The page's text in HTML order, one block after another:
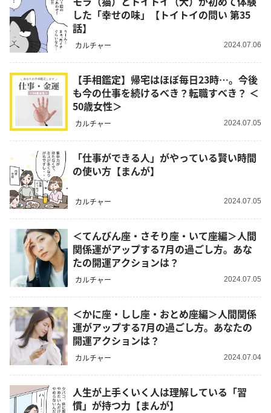
した「幸せの味」【トイトイの問い 第35
話】
カルチャー 2024.07.06
【手相鑑定】帰宅はほぼ毎日23時…。今後
も今の仕事を続けるべき？転職すべき？ ＜
50歳女性＞
カルチャー 2024.07.05
「仕事ができる人」がやっている賢い時間
の使い方【まんが】
カルチャー 2024.07.05
＜てんびん座・さそり座・いて座編＞人間
関係運がアップする7月の過ごし方。あな
たの開運アクションは？
カルチャー 2024.07.05
＜かに座・しし座・おとめ座編＞人間関係
運がアップする7月の過ごし方。あなたの
開運アクションは？
カルチャー 2024.07.04
人生が上手くいく人は理解している「習
慣」が持つ力【まんが】